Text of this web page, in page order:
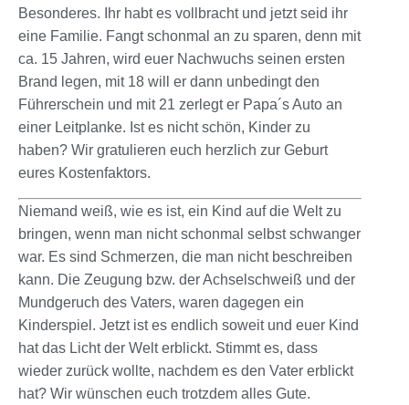
Besonderes. Ihr habt es vollbracht und jetzt seid ihr
eine Familie. Fangt schonmal an zu sparen, denn mit
ca. 15 Jahren, wird euer Nachwuchs seinen ersten
Brand legen, mit 18 will er dann unbedingt den
Führerschein und mit 21 zerlegt er Papa´s Auto an
einer Leitplanke. Ist es nicht schön, Kinder zu
haben? Wir gratulieren euch herzlich zur Geburt
eures Kostenfaktors.
Niemand weiß, wie es ist, ein Kind auf die Welt zu
bringen, wenn man nicht schonmal selbst schwanger
war. Es sind Schmerzen, die man nicht beschreiben
kann. Die Zeugung bzw. der Achselschweiß und der
Mundgeruch des Vaters, waren dagegen ein
Kinderspiel. Jetzt ist es endlich soweit und euer Kind
hat das Licht der Welt erblickt. Stimmt es, dass
wieder zurück wollte, nachdem es den Vater erblickt
hat? Wir wünschen euch trotzdem alles Gute.